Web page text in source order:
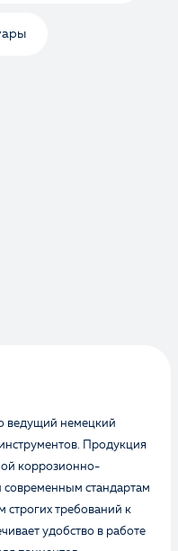
ведущий немецкий
Продукция
коррозионно-
современным стандартам
строгих требований к
удобство в работе